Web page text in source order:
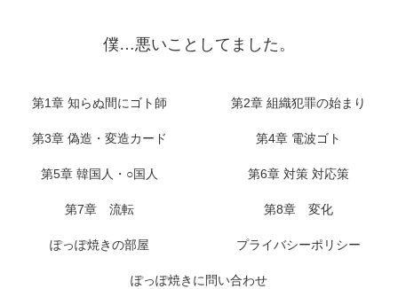
僕…悪いことしてました。
第1章 知らぬ間にゴト師 第2章 組織犯罪の始まり
第3章 偽造・変造カード 第4章 電波ゴト
第5章 韓国人・○国人 第6章 対策 対応策
第7章 流転 第8章 変化
ぽっぽ焼きの部屋 プライバシーポリシー
ぽっぽ焼きに問い合わせ